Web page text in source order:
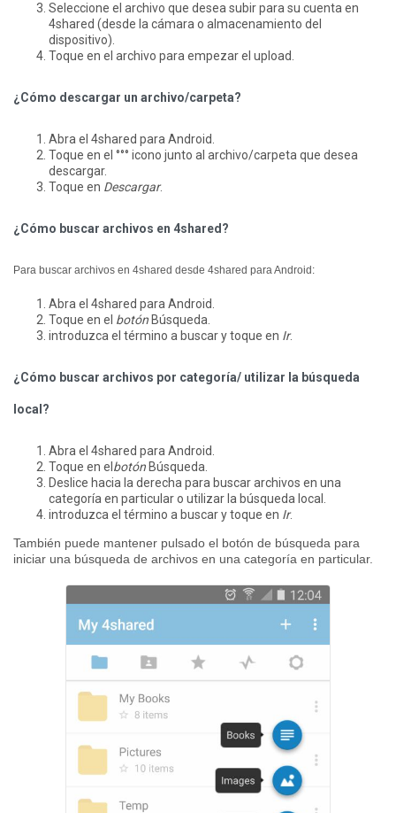
Seleccione el archivo que desea subir para su cuenta en
4shared (desde la cámara o almacenamiento del
dispositivo).
Toque en el archivo para empezar el upload.
¿Cómo descargar un archivo/carpeta?
Abra el 4shared para Android.
Toque en el °°° icono junto al archivo/carpeta que desea
descargar.
Toque en Descargar.
¿Cómo buscar archivos en 4shared?
Para buscar archivos en 4shared desde 4shared para Android:
Abra el 4shared para Android.
Toque en el botón Búsqueda.
introduzca el término a buscar y toque en Ir.
¿Cómo buscar archivos por categoría/ utilizar la búsqueda
local?
Abra el 4shared para Android.
Toque en el botón Búsqueda.
Deslice hacia la derecha para buscar archivos en una
categoría en particular o utilizar la búsqueda local.
introduzca el término a buscar y toque en Ir.
También puede mantener pulsado el botón de búsqueda para
iniciar una búsqueda de archivos en una categoría en particular.